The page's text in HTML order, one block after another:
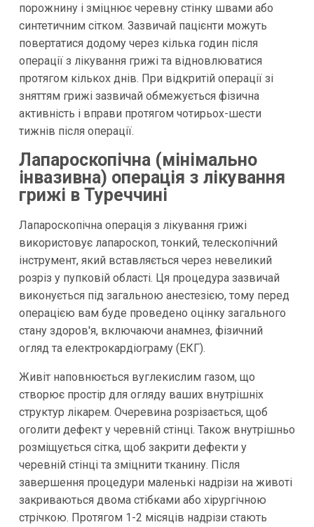
порожнину і зміцнює черевну стінку швами або
синтетичним сітком. Зазвичай пацієнти можуть
повертатися додому через кілька годин після
операції з лікування грижі та відновлюватися
протягом кількох днів. При відкритій операції зі
зняттям грижі зазвичай обмежується фізична
активність і вправи протягом чотирьох-шести
тижнів після операції.
Лапароскопічна (мінімально
інвазивна) операція з лікування
грижі в Туреччині
Лапароскопічна операція з лікування грижі
використовує лапароскоп, тонкий, телескопічний
інструмент, який вставляється через невеликий
розріз у пупковій області. Ця процедура зазвичай
виконується під загальною анестезією, тому перед
операцією вам буде проведено оцінку загального
стану здоров'я, включаючи анамнез, фізичний
огляд та електрокардіограму (ЕКГ).
Живіт наповнюється вуглекислим газом, що
створює простір для огляду ваших внутрішніх
структур лікарем. Очеревина розрізається, щоб
оголити дефект у черевній стінці. Також внутрішньо
розміщується сітка, щоб закрити дефекти у
черевній стінці та зміцнити тканину. Після
завершення процедури маленькі надрізи на животі
закриваються двома стібками або хірургічною
стрічкою. Протягом 1-2 місяців надрізи стають